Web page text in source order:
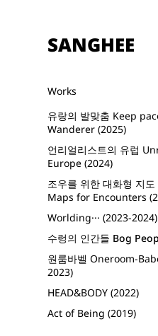
SANGHEE
Works
유랑의 발맞춤 Keep
Wanderer (2025)
언리얼리스트의 유럽
Europe (2024)
조우를 위한 대화형 지
Maps for Encounters
Worlding··· (2023-2024)
수렁의 인간들 Bog
원룸바벨 Oneroom-
2023)
HEAD&BODY (2022)
Act of Being (2019)